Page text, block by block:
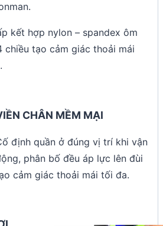
kết hợp nylon – spandex ôm
chiều tạo cảm giác thoải mái
CHÂN MỀM MẠI
định quần ở đúng vị trí khi vận
phân bố đều áp lực lên đùi
cảm giác thoải mái tối đa.